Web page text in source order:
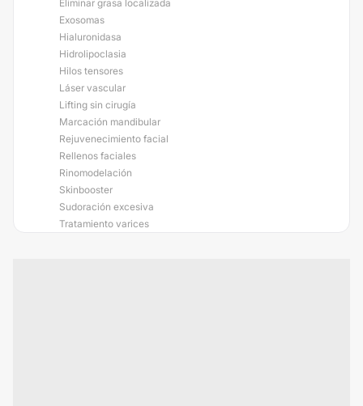
Eliminar grasa localizada
Exosomas
Hialuronidasa
Hidrolipoclasia
Hilos tensores
Láser vascular
Lifting sin cirugía
Marcación mandibular
Rejuvenecimiento facial
Rellenos faciales
Rinomodelación
Skinbooster
Sudoración excesiva
Tratamiento varices